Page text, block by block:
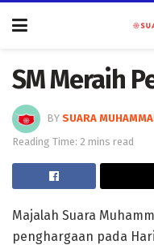
SM Meraih
BY SUARA
Reading Time: 2 mins read
Majalah Suara
penghargaan pada